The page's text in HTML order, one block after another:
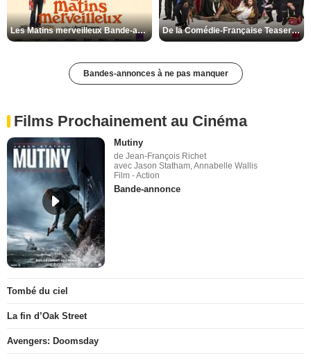
Les Matins merveilleux Bande-annonce VF De la Comédie-Française Teaser VF
Bandes-annonces à ne pas manquer
Films Prochainement au Cinéma
Mutiny
de Jean-François Richet
avec Jason Statham, Annabelle Wallis
Film - Action
Bande-annonce
Tombé du ciel
La fin d’Oak Street
Avengers: Doomsday